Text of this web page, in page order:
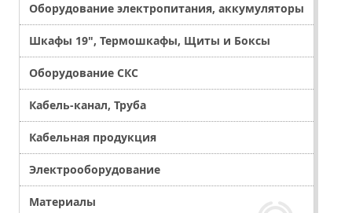
Оборудование электропитания, аккумуляторы
Шкафы 19", Термошкафы, Щиты и Боксы
Оборудование СКС
Кабель-канал, Труба
Кабельная продукция
Электрооборудование
Материалы